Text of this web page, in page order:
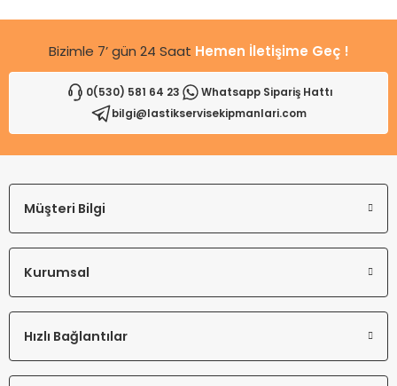
Gönder
Bizimle 7’ gün 24 Saat Hemen İletişime Geç !
0(530) 581 64 23
Whatsapp Sipariş Hattı
bilgi@lastikservisekipmanlari.com
Müşteri Bilgi
Kurumsal
Hızlı Bağlantılar